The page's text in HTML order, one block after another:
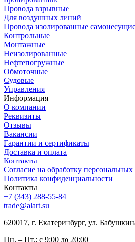
Провода взрывные
Для воздушных линий
Провода изолированные самонесущие
Контрольные
Монтажные
Неизолированные
Нефтепогружные
Обмоточные
Судовые
Управления
Информация
О компании
Реквизиты
Отзывы
Вакансии
Гарантии и сертификаты
Доставка и оплата
Контакты
Согласие на обработку
Политика конфиденциальности
Контакты
+7 (343) 288-55-84
trade@alart.su
620017, г. Екатеринбург, ул.
Пн. – Пт.: с 9:00 до 20:00